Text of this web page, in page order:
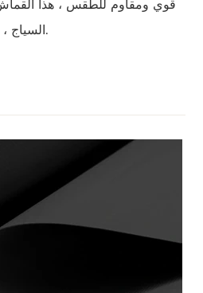
قوي ومقاوم للطقس ، هذا
السياج ، ويوفر الخصوصية والحماية.